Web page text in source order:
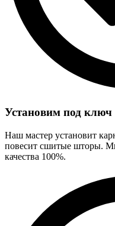
Установим под ключ
Наш мастер установит
повесит сшитые шторы.
качества 100%.